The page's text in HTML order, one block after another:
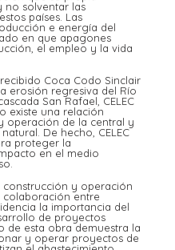
no solventar las
países. Las
e energía del
en que apagones
el empleo y la vida
Coca Codo Sinclair
erosión regresiva del Río
San Rafael, CELEC
existe una relación
operación de la central y
De hecho, CELEC
proteger la
en el medio
construcción y operación
colaboración entre
la importancia del
de proyectos
de esta obra demuestra la
y operar proyectos de